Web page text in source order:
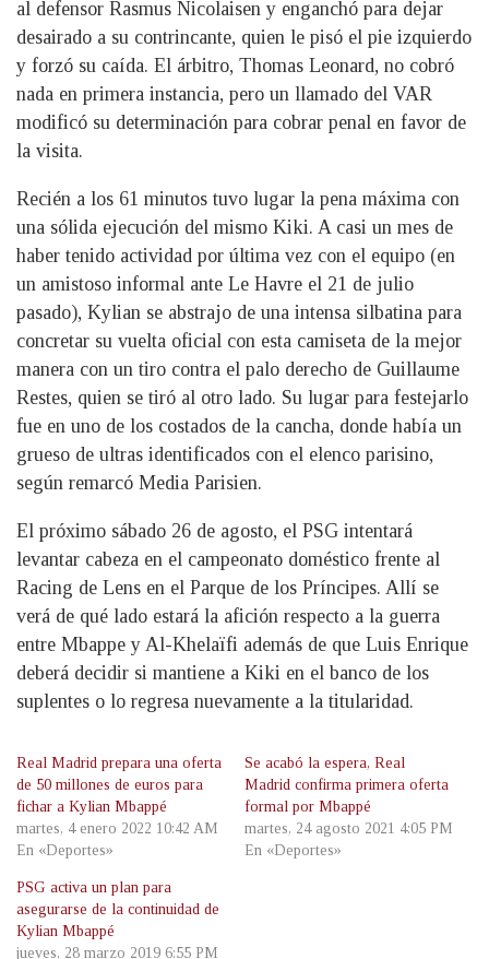
al defensor Rasmus Nicolaisen y enganchó para dejar
desairado a su contrincante, quien le pisó el pie izquierdo
y forzó su caída. El árbitro, Thomas Leonard, no cobró
nada en primera instancia, pero un llamado del VAR
modificó su determinación para cobrar penal en favor de
la visita.
Recién a los 61 minutos tuvo lugar la pena máxima con
una sólida ejecución del mismo Kiki. A casi un mes de
haber tenido actividad por última vez con el equipo (en
un amistoso informal ante Le Havre el 21 de julio
pasado), Kylian se abstrajo de una intensa silbatina para
concretar su vuelta oficial con esta camiseta de la mejor
manera con un tiro contra el palo derecho de Guillaume
Restes, quien se tiró al otro lado. Su lugar para festejarlo
fue en uno de los costados de la cancha, donde había un
grueso de ultras identificados con el elenco parisino,
según remarcó Media Parisien.
El próximo sábado 26 de agosto, el PSG intentará
levantar cabeza en el campeonato doméstico frente al
Racing de Lens en el Parque de los Príncipes. Allí se
verá de qué lado estará la afición respecto a la guerra
entre Mbappe y Al-Khelaïfi además de que Luis Enrique
deberá decidir si mantiene a Kiki en el banco de los
suplentes o lo regresa nuevamente a la titularidad.
Real Madrid prepara una oferta
de 50 millones de euros para
fichar a Kylian Mbappé
martes, 4 enero 2022 10:42 AM
En «Deportes»
Se acabó la espera, Real
Madrid confirma primera oferta
formal por Mbappé
martes, 24 agosto 2021 4:05 PM
En «Deportes»
PSG activa un plan para
asegurarse de la continuidad de
Kylian Mbappé
jueves, 28 marzo 2019 6:55 PM